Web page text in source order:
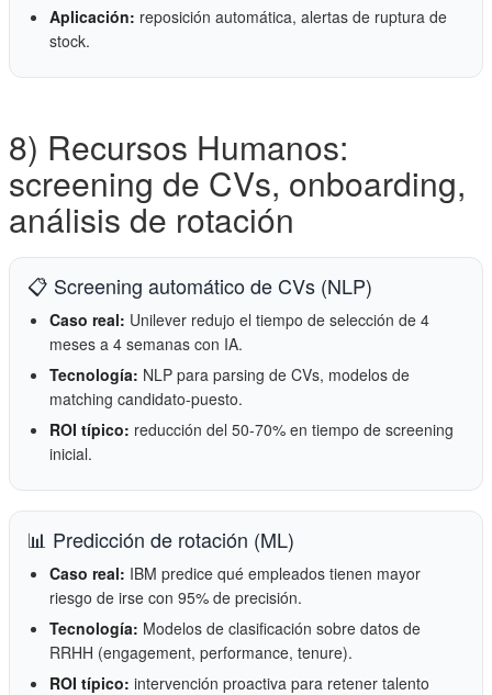
Aplicación: reposición automática, alertas de ruptura de
stock.
8) Recursos Humanos:
screening de CVs, onboarding,
análisis de rotación
📋 Screening automático de CVs (NLP)
Caso real: Unilever redujo el tiempo de selección de 4
meses a 4 semanas con IA.
Tecnología: NLP para parsing de CVs, modelos de
matching candidato-puesto.
ROI típico: reducción del 50-70% en tiempo de screening
inicial.
📊 Predicción de rotación (ML)
Caso real: IBM predice qué empleados tienen mayor
riesgo de irse con 95% de precisión.
Tecnología: Modelos de clasificación sobre datos de
RRHH (engagement, performance, tenure).
ROI típico: intervención proactiva para retener talento